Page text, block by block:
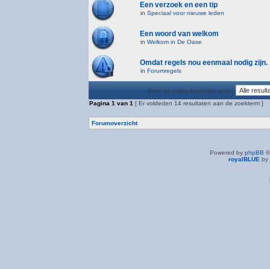
Een verzoek en een tip
in Speciaal voor nieuwe leden
Een woord van welkom
in Welkom in De Oase
Omdat regels nou eenmaal nodig zijn.
in Forumregels
Geef de vorige berichten weer:
Pagina 1 van 1 [ Er voldeden 14 resultaten aan de zoekterm ]
Forumoverzicht
Powered by phpBB
royalBLUE by